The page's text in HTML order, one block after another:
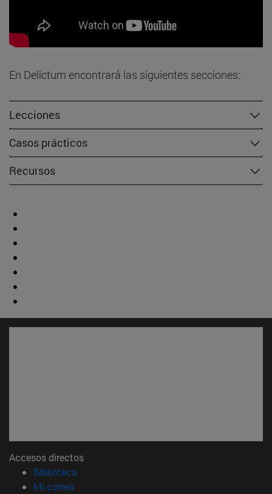
En Delictum encontrará las siguientes secciones:
Lecciones
Casos prácticos
Recursos
Accesos directos
Biblioteca
Mi correo(abre en nueva ventana)